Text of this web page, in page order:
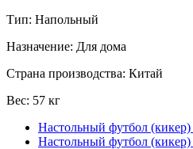
Тип: Напольный
Назначение: Для дома
Страна производства: Китай
Вес: 57 кг
Настольный футбол
Настольный футбол